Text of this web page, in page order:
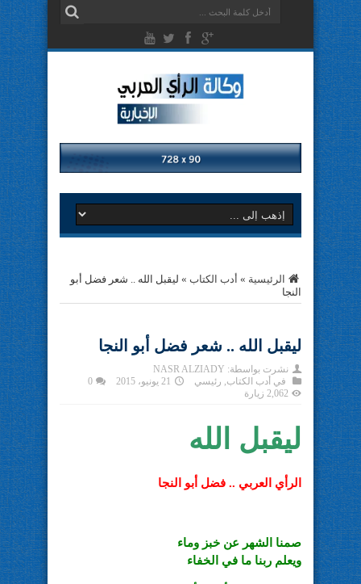
الرئيسية » أدب الكتاب » ليقبل الله .. شعر فضل أبو
النجا
ليقبل الله .. شعر فضل أبو النجا
نشرت بواسطة: NASR ALZIADY
في أدب الكتاب, رئيسي 21 يونيو، 2015
0
2,062 زيارة
ليقبل الله
الرأي العربي .. فضل أبو النجا
صمنا الشهر عن خبز وماء
ويعلم ربنا ما في الخفاء